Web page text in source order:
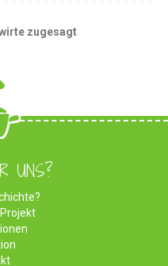
zugesagt
UNS?
Projekt